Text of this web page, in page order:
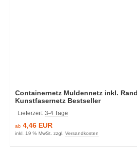
Containernetz Muldennetz inkl.
Kunstfasernetz Bestseller
Lieferzeit: 3-4 Tage
ab 4,46 EUR
inkl. 19 % MwSt. zzgl. Versandkosten